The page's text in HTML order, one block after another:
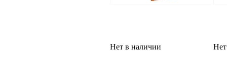
Нет в наличии